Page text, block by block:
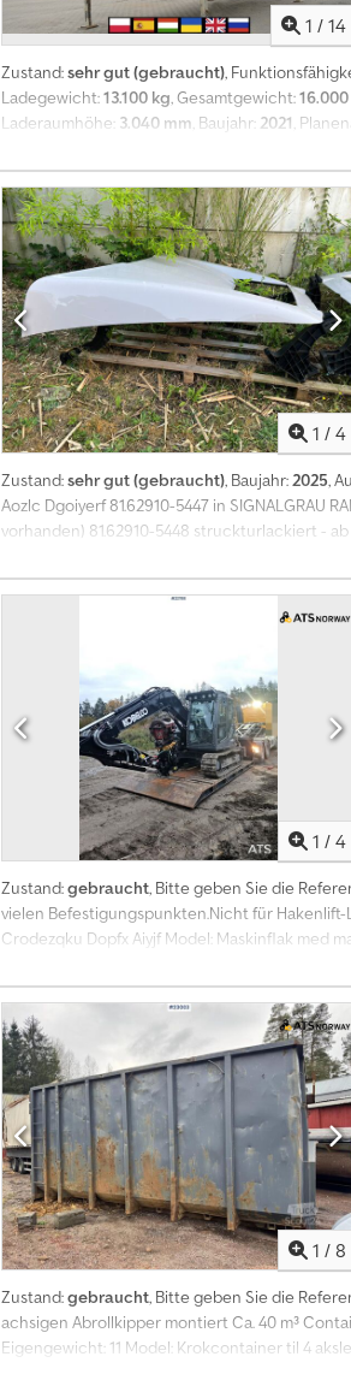
1 / 14
Zustand:sehr gut (gebraucht),
Ladegewicht:13.100 kg, Gesamtgewicht:
Laderaumhöhe: 3.040 mm, Baujahr: 2021,
Gesamtgewicht: 16.000 kg Crsdpfx Aiszmv I
781 cm Länge zwischen Verriegelungen: 580
Verriegelung bis Tür: 100 cm Innenmaße:
Zustand.
1 / 4
Zustand:sehr gut (gebraucht), Baujahr:2025,
Aozlc Dgoiyerf 81.62910-5447 in SIGNALGRAU
vorhanden) 81.62910-5448 struckturlackiert - ab
1 / 4
Zustand:gebraucht, Bitte geben Sie die
vielen Befestigungspunkten.Nicht für
Crodezqku Dopfx Aiyjf Model: Maskinflak med
Verwendungszweck: Gütertransport Wenden
1 / 8
Zustand:gebraucht, Bitte geben Sie die
achsigen Abrollkipper montiert Ca. 40 m³
Eigengewicht: 11 Model: Krokcontainer til 4
Gütertransport Wenden Sie sich an ATS